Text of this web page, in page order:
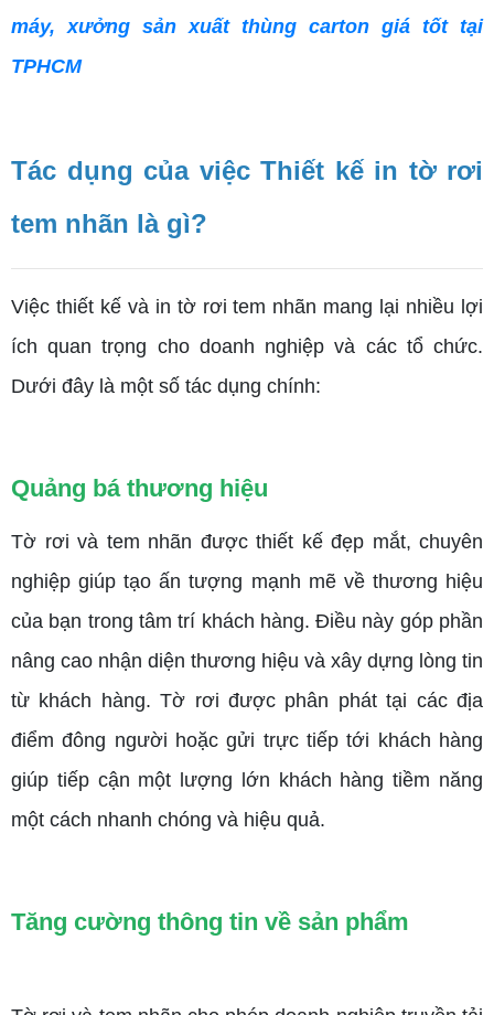
máy, xưởng sản xuất thùng carton giá tốt tại
TPHCM
Tác dụng của việc Thiết kế in tờ rơi
tem nhãn là gì?
Việc thiết kế và in tờ rơi tem nhãn mang lại nhiều lợi
ích quan trọng cho doanh nghiệp và các tổ chức.
Dưới đây là một số tác dụng chính:
Quảng bá thương hiệu
Tờ rơi và tem nhãn được thiết kế đẹp mắt, chuyên
nghiệp giúp tạo ấn tượng mạnh mẽ về thương hiệu
của bạn trong tâm trí khách hàng. Điều này góp phần
nâng cao nhận diện thương hiệu và xây dựng lòng tin
từ khách hàng. Tờ rơi được phân phát tại các địa
điểm đông người hoặc gửi trực tiếp tới khách hàng
giúp tiếp cận một lượng lớn khách hàng tiềm năng
một cách nhanh chóng và hiệu quả.
Tăng cường thông tin về sản phẩm